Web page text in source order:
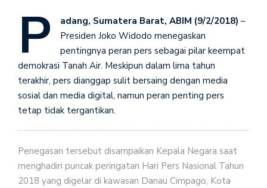
P adang, Sumatera Barat, ABIM (9/2/2018) –
Presiden Joko Widodo menegaskan
pentingnya peran pers sebagai pilar keempat
demokrasi Tanah Air. Meskipun dalam lima tahun
terakhir, pers dianggap sulit bersaing dengan media
sosial dan media digital, namun peran penting pers
tetap tidak tergantikan.
Penegasan tersebut disampaikan Kepala Negara saat
menghadiri puncak peringatan Hari Pers Nasional Tahun
2018 yang digelar di kawasan Danau Cimpago, Kota